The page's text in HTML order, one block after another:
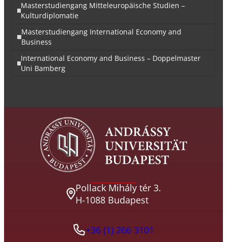
Masterstudiengang Mitteleuropäische Studien –
Kulturdiplomatie
Masterstudiengang International Economy and
Business
International Economy and Business – Doppelmaster
Uni Bamberg
Pollack Mihály tér 3.
H-1088 Budapest
+36 (1) 266 3101